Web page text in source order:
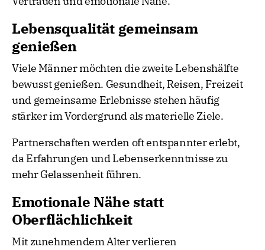
Lebensqualität gemeinsam
genießen
Viele Männer möchten die zweite Lebenshälfte
bewusst genießen. Gesundheit, Reisen, Freizeit
und gemeinsame Erlebnisse stehen häufig
stärker im Vordergrund als materielle Ziele.
Partnerschaften werden oft entspannter erlebt,
da Erfahrungen und Lebenserkenntnisse zu
mehr Gelassenheit führen.
Emotionale Nähe statt
Oberflächlichkeit
Mit zunehmendem Alter verlieren